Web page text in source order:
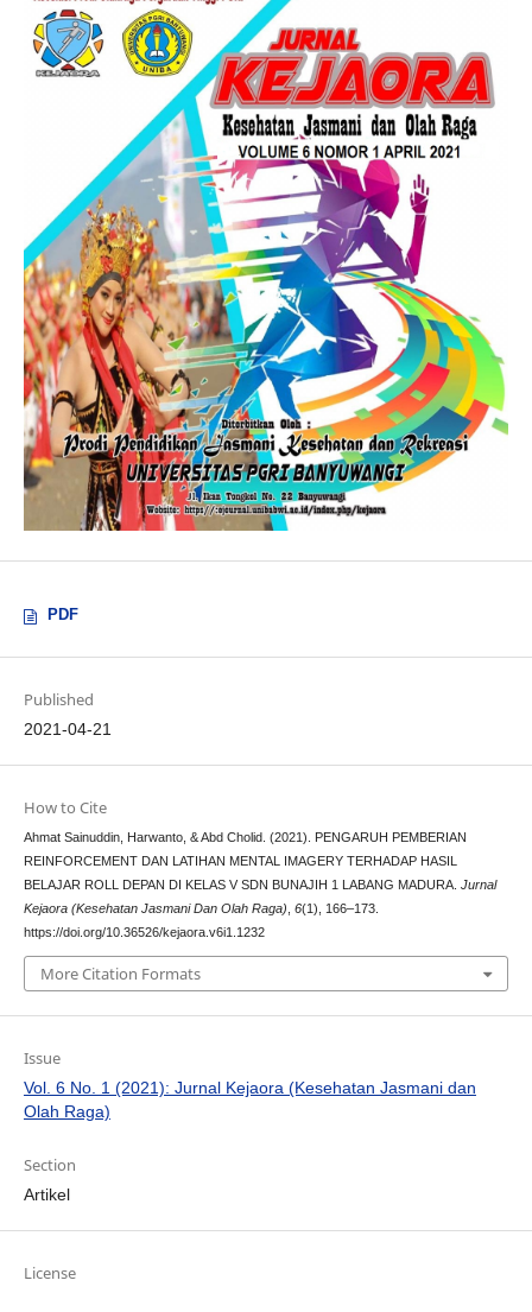
PDF
Published
2021-04-21
How to Cite
Ahmat Sainuddin, Harwanto, & Abd Cholid. (2021). PENGARUH PEMBERIAN
REINFORCEMENT DAN LATIHAN MENTAL IMAGERY TERHADAP HASIL
BELAJAR ROLL DEPAN DI KELAS V SDN BUNAJIH 1 LABANG MADURA. Jurnal
Kejaora (Kesehatan Jasmani Dan Olah Raga) 6(1), 166–173.
https://doi.org/10.36526/kejaora.v6i1.1232
More Citation Formats
Issue
Vol. 6 No. 1 (2021): Jurnal Kejaora (Kesehatan Jasmani dan
Olah Raga)
Section
Artikel
License